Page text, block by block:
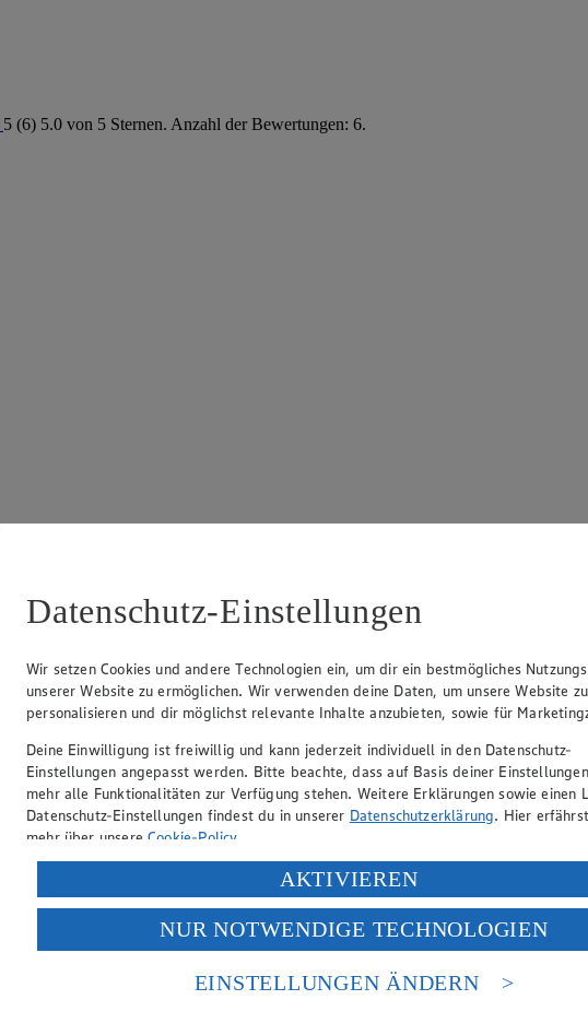
5 (6) 5.0 von 5 Sternen. Anzahl der Bewertungen: 6.
Datenschutz-Einstellungen
Wir setzen Cookies und andere Technologien ein, um dir ein bestmögliches
unserer Website zu ermöglichen. Wir verwenden deine Daten, um unsere Website zu
personalisieren und dir möglichst relevante Inhalte anzubieten, sowie für
Deine Einwilligung ist freiwillig und kann jederzeit individuell in den Datenschutz-
Einstellungen angepasst werden. Bitte beachte, dass auf Basis deiner
mehr alle Funktionalitäten zur Verfügung stehen. Weitere Erklärungen sowie einen
Datenschutz-Einstellungen findest du in unserer Datenschutzerklärung. Hier
mehr über unsereCookie-Policy.
Verarbeitung deiner personenbezogenen Daten in den USA durch Facebook und
Wenn du auf „Aktivieren“ klickst, willigst du im Sinne des Art. 49 Abs. 1 Satz 1 lit.
ein, dass deine Daten in den USA verarbeitet werden. Der EuGH sieht die USA als
einem nach europäischen Standards nicht angemessenen Datenschutzniveau an. Es
Risiko eines Zugriffs durch US-amerikanische Behörden.
AKTIVIEREN
NUR NOTWENDIGE TECHNOLOGIEN
EINSTELLUNGEN ÄNDERN